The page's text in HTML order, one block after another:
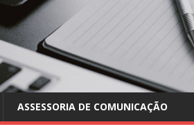
ASSESSORIA DE COMUNICAÇÃO